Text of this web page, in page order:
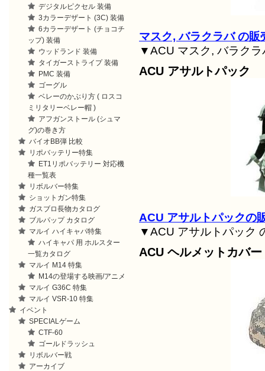
マスク, バラクラバ の販
▼ACU マスク, バラク
ACU アサルトパック
ACU アサルトパックの
▼ACU アサルトパック
ACU ヘルメットカバー
デジタルピクセル 装備
3カラーデザート (3C) 装備
6カラーデザート (チョコチ
ップ) 装備
ウッドランド 装備
タイガーストライプ 装備
PMC 装備
ゴーグル
ベレーのかぶり方 ( ロスコ
ミリタリーベレー帽 )
アフガンストール (シュマ
グ)の巻き方
バイオBB弾 比較
リポバッテリー特集
ET1リポバッテリー 対応機
種一覧表
リボルバー特集
ショットガン特集
ガスブロ長物カタログ
ブルパップ カタログ
マルイ ハイキャパ特集
ハイキャパ 用 ホルスター
一覧カタログ
マルイ M14 特集
M14の登場する映画/アニメ
マルイ G36C 特集
マルイ VSR-10 特集
イベント
SPECIALゲーム
CTF-60
ゴールドラッシュ
リボルバー戦
アーカイブ